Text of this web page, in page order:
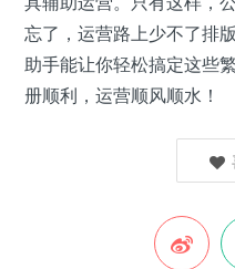
忘了，运营路上少不了排
助手能让你轻松搞定这些
册顺利，运营顺风顺水！